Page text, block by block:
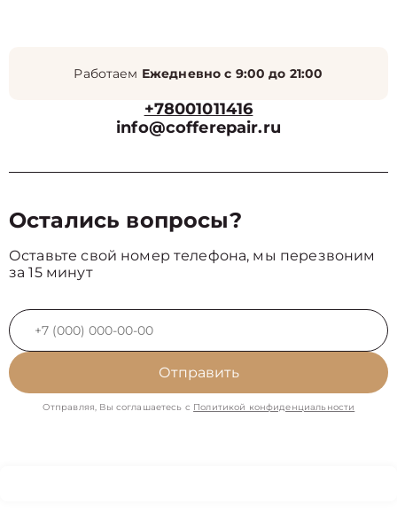
Работаем Ежедневно с 9:00 до 21:00
+78001011416
info@cofferepair.ru
Остались вопросы?
Оставьте свой номер телефона, мы перезвоним
за 15 минут
Отправить
Отправляя, Вы соглашаетесь с Политикой конфиденциальности